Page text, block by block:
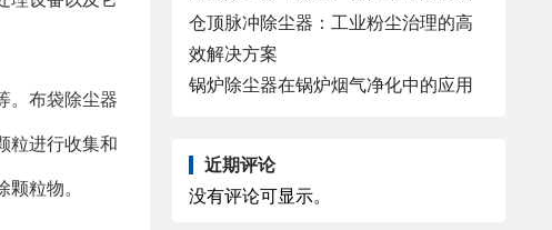
。布袋除尘器
粒进行收集和
粒物。
仓顶脉冲除尘器：工业粉尘治理的高
效解决方案
锅炉除尘器在锅炉烟气净化中的应用
近期评论
没有评论可显示。